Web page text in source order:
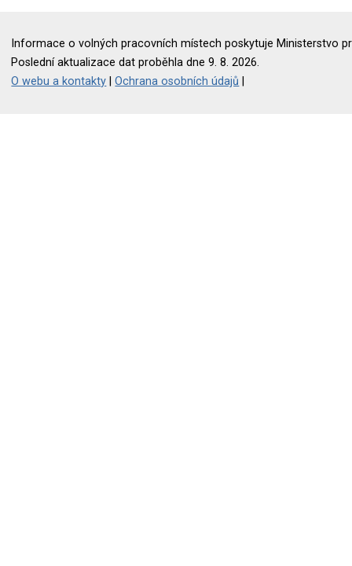
Informace o volných pracovních místech poskytuje Ministerstvo
Poslední aktualizace dat proběhla dne 9. 8. 2026.
O webu a kontakty |Ochrana osobních údajů